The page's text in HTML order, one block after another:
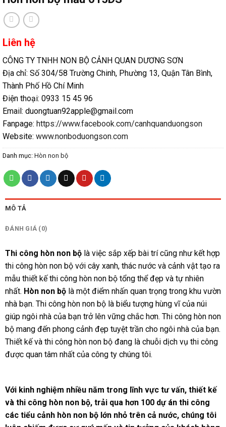
Liên hệ
CÔNG TY TNHH NON BỘ CẢNH QUAN DƯƠNG SƠN
Địa chỉ: Số 304/58 Trường Chinh, Phường 13, Quận Tân Bình,
Thành Phố Hồ Chí Minh
Điện thoại: 0933 15 45 96
Email: duongtuan92apple@gmail.com
Fanpage: https://www.facebook.com/canhquanduongson
Website: www.nonboduongson.com
Danh mục: Hòn non bộ
MÔ TẢ
ĐÁNH GIÁ (0)
Thi công hòn non bộ là việc sắp xếp bài trí cũng như kết hợp
thi công hòn non bộ với cây xanh, thác nước và cảnh vật tạo ra
mẫu thiết kế thi công hòn non bộ tổng thể đẹp và tự nhiên
nhất. Hòn non bộ là một điểm nhấn quan trọng trong khu vườn
nhà bạn. Thi công hòn non bộ là biểu tượng hùng vĩ của núi
giúp ngôi nhà của bạn trở lên vững chắc hơn. Thi công hòn non
bộ mang đến phong cảnh đẹp tuyệt trần cho ngôi nhà của bạn.
Thiết kế và thi công hòn non bộ đang là chuỗi dịch vụ thi công
được quan tâm nhất của công ty chúng tôi.
Với kinh nghiệm nhiều năm trong lĩnh vực tư vấn, thiết kế
và thi công hòn non bộ, trải qua hơn 100 dự án thi công
các tiểu cảnh hòn non bộ lớn nhỏ trên cả nước, chúng tôi